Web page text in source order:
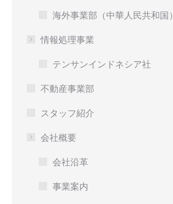
海外事業部（中華人民共和国）
情報処理事業
テンサンインドネシア社
不動産事業部
スタッフ紹介
会社概要
会社沿革
事業案内